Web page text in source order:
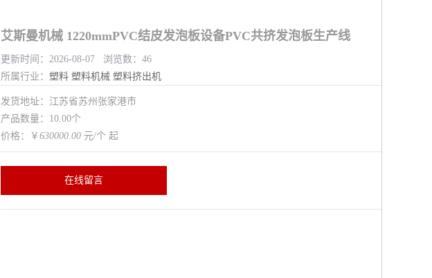
艾斯曼机械 1220mmPVC结皮发泡板设备PVC共挤发泡板生产线
更新时间：2026-08-07 浏览数：46
所属行业： 塑料 塑料机械 塑料挤出机
发货地址：江苏省苏州张家港市
产品数量：10.00个
价格：￥ 630000.00 元/个 起
在线留言